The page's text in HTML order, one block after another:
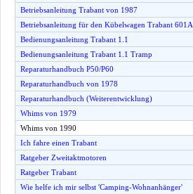
Betriebsanleitung Trabant von 1987
Betriebsanleitung für den Kübelwagen Trabant 601A
Bedienungsanleitung Trabant 1.1
Bedienungsanleitung Trabant 1.1 Tramp
Reparaturhandbuch P50/P60
Reparaturhandbuch von 1978
Reparaturhandbuch (Weiterentwicklung)
Whims von 1979
Whims von 1990
Ich fahre einen Trabant
Ratgeber Zweitaktmotoren
Ratgeber Trabant
Wie helfe ich mir selbst 'Camping-Wohnanhänger'